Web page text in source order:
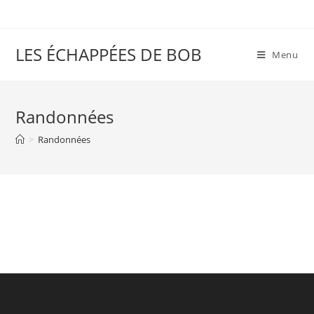
LES ÉCHAPPÉES DE BOB Menu
Randonnées
> Randonnées